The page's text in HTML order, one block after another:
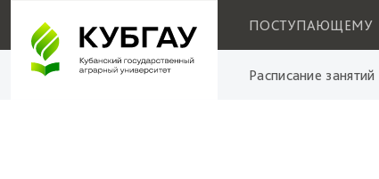
ПОСТУПАЮЩЕМУ
Расписание занятий